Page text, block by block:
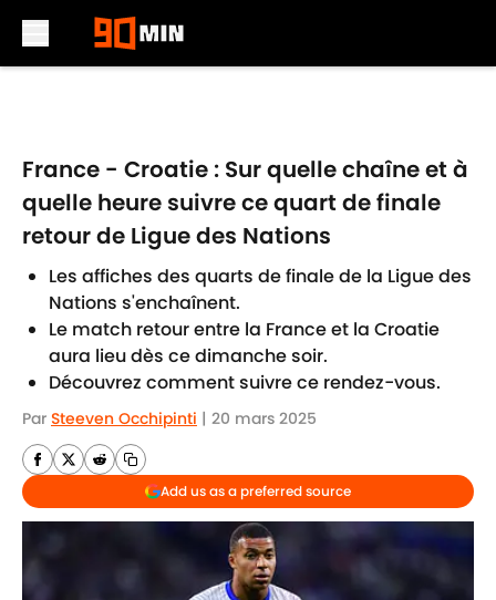
France - Croatie : Sur quelle chaîne et à
quelle heure suivre ce quart de finale
retour de Ligue des Nations
Les affiches des quarts de finale de la Ligue des
Nations s'enchaînent.
Le match retour entre la France et la Croatie
aura lieu dès ce dimanche soir.
Découvrez comment suivre ce rendez-vous.
Par Steeven Occhipinti | 20 mars 2025
Add us as a preferred source